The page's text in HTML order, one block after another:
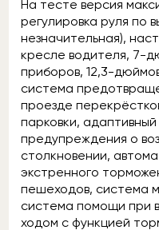
На тесте версия
регулировка руля по
незначительная),
кресле водителя, 7-
приборов, 12,3-
система
проезде
парковки,
предупреждения о
столкновении,
экстренного
пешеходов, система
система помощи при
ходом с функцией